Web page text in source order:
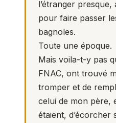
l’étranger
pour faire passer
bagnoles.
Toute une époque.
Mais voila-t-y pas
FNAC, ont trouvé
tromper et de
celui de mon père,
étaient,